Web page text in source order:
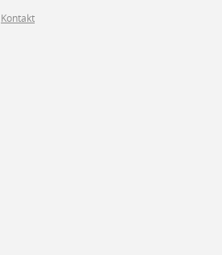
Kontakt